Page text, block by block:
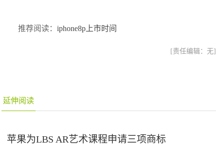
推荐阅读：iphone8p上市时间
[责任编辑：无]
延伸阅读
苹果为LBS AR艺术课程申请三项商标